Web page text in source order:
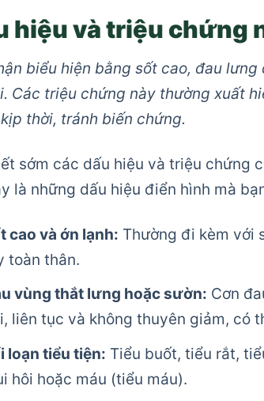
hiệu và triệu chứng
biểu hiện bằng sốt cao, đau
Các triệu chứng này thường xuất
thời, tránh biến chứng.
sớm các dấu hiệu và triệu chứng
là những dấu hiệu điển hình mà
cao và ớn lạnh: Thường đi kèm với
toàn thân.
vùng thắt lưng hoặc sườn: Cơn
liên tục và không thuyên giảm, có
loạn tiểu tiện: Tiểu buốt, tiểu rắt,
hôi hoặc máu (tiểu máu).